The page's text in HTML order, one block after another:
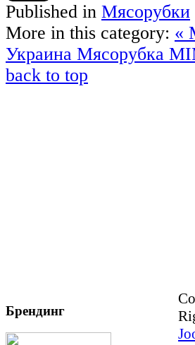
Published in Мясорубки
More in this category: «
Украина Мясорубка
back to top
Брендинг